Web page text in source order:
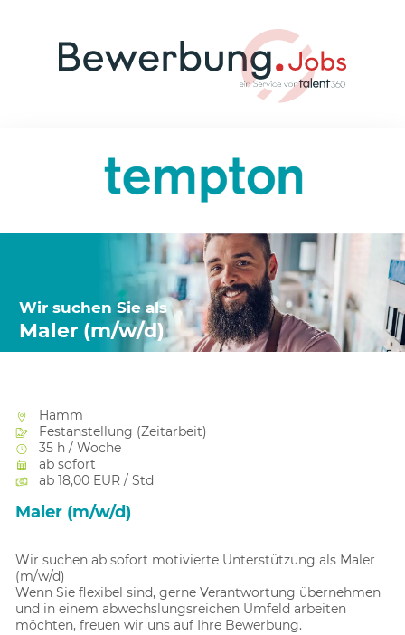
Wir suchen Sie als
Maler (m/w/d)
Hamm
Festanstellung (Zeitarbeit)
35 h / Woche
ab sofort
ab 18,00 EUR / Std
Maler (m/w/d)
Wir suchen ab sofort motivierte Unterstützung als Maler
(m/w/d)
Wenn Sie flexibel sind, gerne Verantwortung übernehmen
und in einem abwechslungsreichen Umfeld arbeiten
möchten, freuen wir uns auf Ihre Bewerbung.